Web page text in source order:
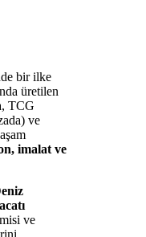
bir ilke
üretilen
TCG
ve
imalat ve
ve